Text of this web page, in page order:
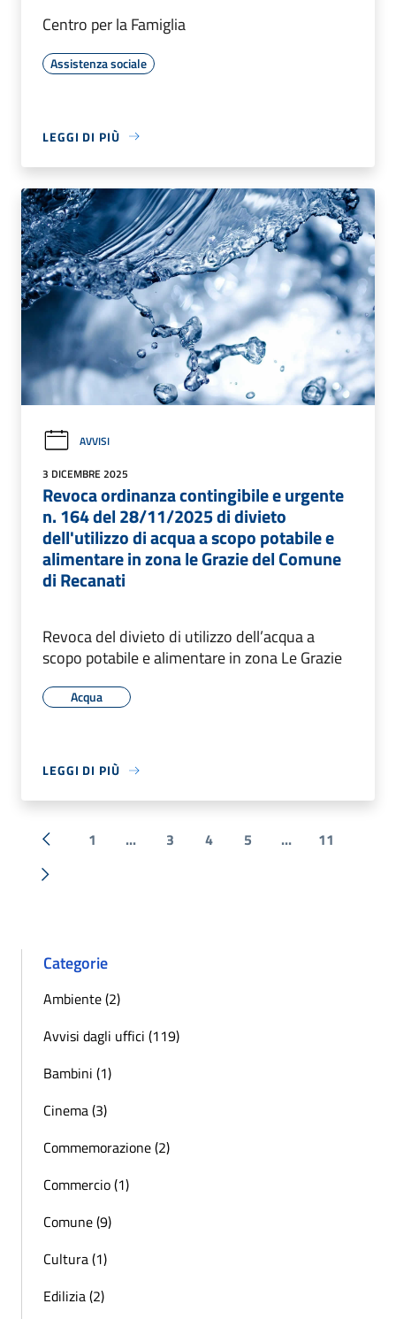
Centro per la Famiglia
Assistenza sociale
LEGGI DI PIÙ
AVVISI
3 DICEMBRE 2025
Revoca ordinanza contingibile e urgente
n. 164 del 28/11/2025 di divieto
dell'utilizzo di acqua a scopo potabile e
alimentare in zona le Grazie del Comune
di Recanati
Revoca del divieto di utilizzo dell’acqua a
scopo potabile e alimentare in zona Le Grazie
Acqua
LEGGI DI PIÙ
« Precedente
1 ... 3 4 5 ... 11
Successiva »
Categorie
Ambiente (2)
Avvisi dagli uffici (119)
Bambini (1)
Cinema (3)
Commemorazione (2)
Commercio (1)
Comune (9)
Cultura (1)
Edilizia (2)